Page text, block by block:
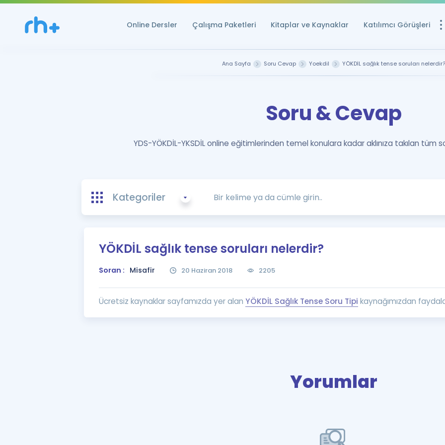
Online Dersler Çalışma Paketleri Kitaplar ve Kaynaklar Katılımcı Görüşleri
Ücretsiz
YDS ve YÖKDİL
YDS ve YÖKDİL
Tüm ÖSYM
İngilizce
Ana Sayfa Soru Cevap Yoekdil YÖKDİL sağlık tense soruları nelerdir?
Soru & Cevap
YDS-YÖKDİL-YKSDİL online eğitimlerinden temel konulara kadar aklınıza takılan tüm
Kategoriler
YÖKDİL sağlık tense soruları nelerdir?
Soran : Misafir 20 Haziran 2018 2205
Ücretsiz kaynaklar sayfamızda yer alan YÖKDİL Sağlık Tense Soru Tipi kaynağımızdan
Yorumlar